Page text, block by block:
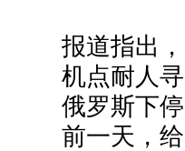
报道指出
机点耐人
俄罗斯下
前一天，